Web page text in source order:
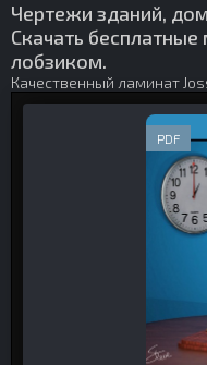
Чертежи зданий,
Скачать
лобзиком.
Качественный ламинат
PDF